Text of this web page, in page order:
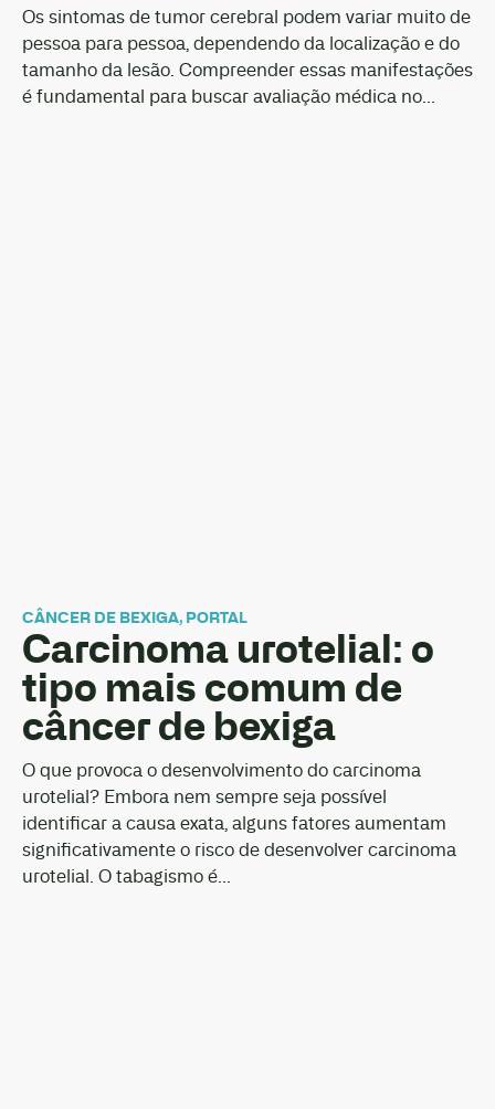
Os sintomas de tumor cerebral podem variar muito de
pessoa para pessoa, dependendo da localização e do
tamanho da lesão. Compreender essas manifestações
é fundamental para buscar avaliação médica no...
CÂNCER DE BEXIGA, PORTAL
Carcinoma urotelial: o
tipo mais comum de
câncer de bexiga
O que provoca o desenvolvimento do carcinoma
urotelial? Embora nem sempre seja possível
identificar a causa exata, alguns fatores aumentam
significativamente o risco de desenvolver carcinoma
urotelial. O tabagismo é...